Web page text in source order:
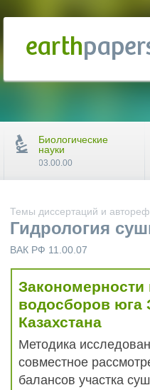
Темы диссертаций и
Гидрология
ВАК РФ 11.00.07
Закономерности
водосборов юга
Казахстана
Методика
совместное
балансов участка
Биологические
науки
03.00.00